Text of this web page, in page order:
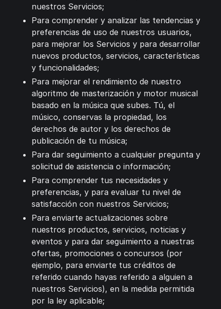
nuestros Servicios;
Para comprender y analizar las tendencias y
preferencias de uso de nuestros usuarios,
para mejorar los Servicios y para desarrollar
nuevos productos, servicios, características
y funcionalidades;
Para mejorar el rendimiento de nuestro
algoritmo de masterización y motor musical
basado en la música que subes. Tú, el
músico, conservas la propiedad, los
derechos de autor y los derechos de
publicación de tu música;
Para dar seguimiento a cualquier pregunta y
solicitud de asistencia o información;
Para comprender tus necesidades y
preferencias, y para evaluar tu nivel de
satisfacción con nuestros Servicios;
Para enviarte actualizaciones sobre
nuestros productos, servicios, noticias y
eventos y para dar seguimiento a nuestras
ofertas, promociones o concursos (por
ejemplo, para enviarte tus créditos de
referido cuando hayas referido a alguien a
nuestros Servicios), en la medida permitida
por la ley aplicable;